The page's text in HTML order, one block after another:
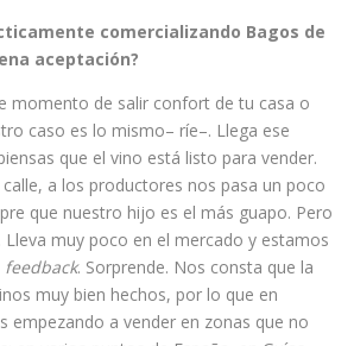
comercializando Bagos de
aceptación?
momento de salir confort de tu casa o
caso es lo mismo– ríe–. Llega ese
que el vino está listo para vender.
a los productores nos pasa un poco
que nuestro hijo es el más guapo. Pero
muy poco en el mercado y estamos
feedback. Sorprende. Nos consta que la
muy bien hechos, por lo que en
empezando a vender en zonas que no